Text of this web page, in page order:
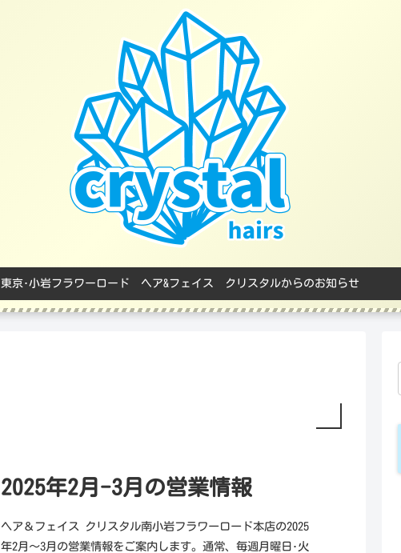
東京･小岩フラワーロード ヘア&フェイス クリスタルからのお知らせ
2025年2月-3月の営業情報
ヘア＆フェイス クリスタル南小岩フラワーロード本店の2025
年2月～3月の営業情報をご案内します。通常、毎週月曜日･火